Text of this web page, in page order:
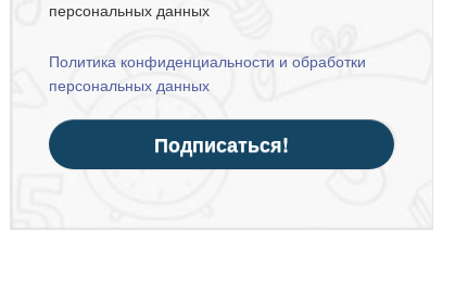
персональных данных
Политика конфиденциальности и обработки
персональных данных
Подписаться!